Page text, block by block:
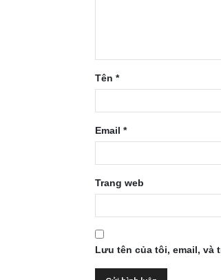
Tên *
Email *
Trang web
Lưu tên của tôi, email, và